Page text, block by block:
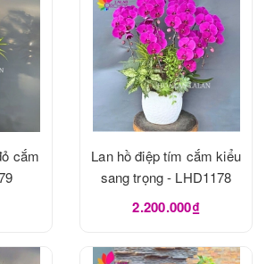
cắm
Lan hồ điệp tím cắm kiểu
sang trọng - LHD1178
2.200.000₫